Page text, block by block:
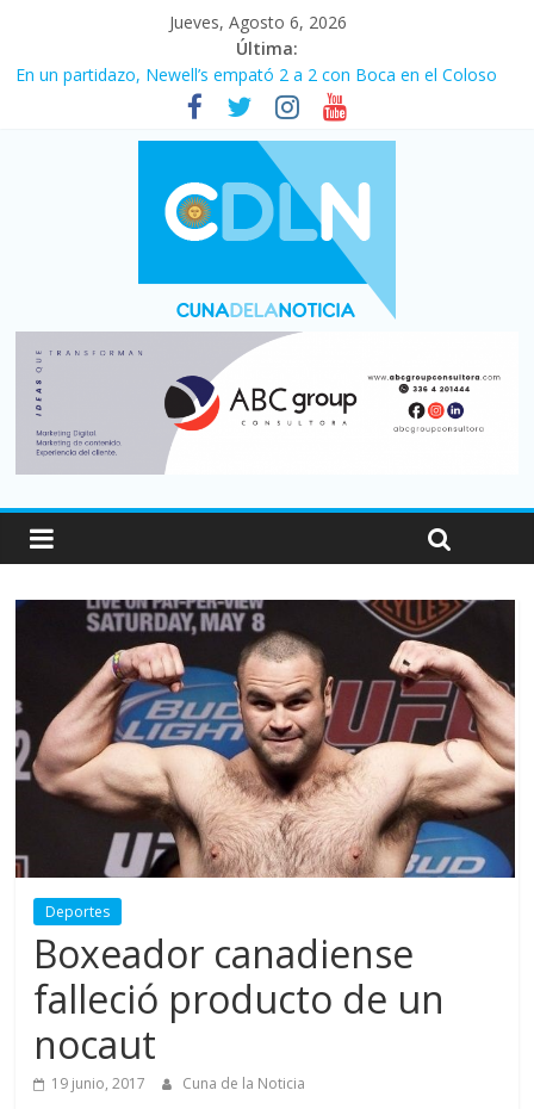
Jueves, Agosto 6, 2026
Última:
Pullaro mejora sus relaciones con el Gobierno nacional
En un partidazo, Newell’s empató 2 a 2 con Boca en el Coloso
Vacaciones de invierno con más movimiento y consumo
turístico: 4,6 millones de personas viajaron por el país, un 5,9%
Fuerte caída de la venta de autos usados en julio: bajó un 12,6%
Central venció 1 a 0 al River de Coudet en el Monumental
Deportes
Boxeador canadiense
falleció producto de un
nocaut
19 junio, 2017 Cuna de la Noticia